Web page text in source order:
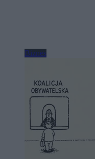
Biznes